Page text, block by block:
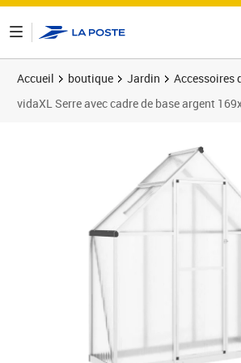
Accueil boutique Jardin
Accessoires
vidaXL Serre avec cadre de base argent